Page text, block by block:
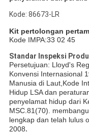
Kode: 86673-LR
Kit pertolongan
Kode IMPA:33 02 45
Standar Inspeksi
Persetujuan: Lloyd's
Konvensi Internasional
Manusia di Laut,Kode
Hidup LSA dan
penyelamat hidup dari
MSC.81(70).
lengkap dan telah lulus
2008.